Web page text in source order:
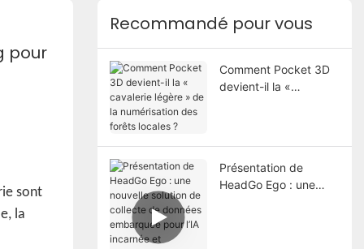
pour
sont
la
Recommandé pour vous
Comment Pocket 3D
devient-il la «
Présentation de
HeadGo Ego : une